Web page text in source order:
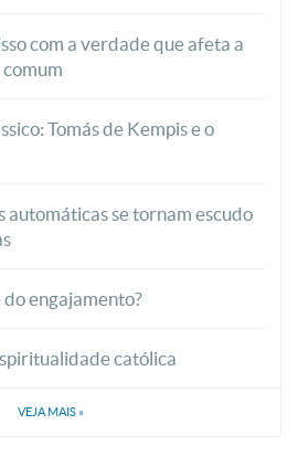
com a verdade que afeta a
Tomás de Kempis e o
automáticas se tornam escudo
engajamento?
católica
VEJA MAIS »